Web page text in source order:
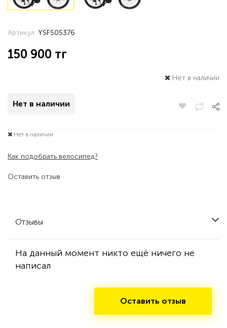
Оставить отзыв
Артикул: YSF505376
150 900 тг
Нет в наличии
Нет в наличии
Нет в наличии
Как подобрать велосипед?
Отзывы
На данный момент никто ещё ничего не
написал
Оставить отзыв